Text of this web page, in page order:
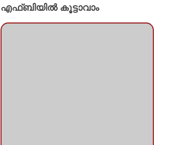
എഫ്ബിയില്‍ കൂട്ടാവാം